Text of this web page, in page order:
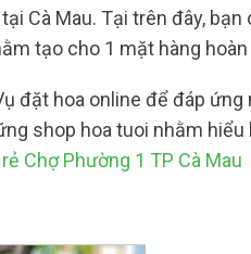
Cà Mau. Tại trên đây, bạn
tạo cho 1 mặt hàng
đặt hoa online để đáp ứng
shop hoa tuoi nhằm
Chợ Phường 1 TP Cà Mau